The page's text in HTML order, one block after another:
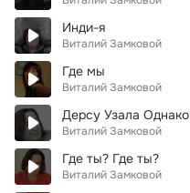
Инди-я
Виталий Замковой
Где мы
Виталий Замковой
Дерсу Узала Однако
Виталий Замковой
Где ты? Где ты?
Виталий Замковой